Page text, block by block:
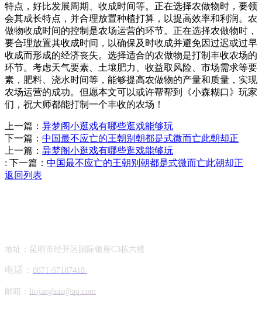
特点，好比发展周期、收成时间等。正在选择农做物时，要领
会其成长特点，并合理放置种植打算，以提高效率和利润。农
做物收成时间的控制是农场运营的环节。正在选择农做物时，
要合理放置其收成时间，以确保及时收成并避免因过迟或过早
收成而形成的经济丧失。选择适合的农做物是打制丰收农场的
环节。考虑天气要素、土壤肥力、收益取风险、市场需求等要
素，肥料、浇水时间等，能够提高农做物的产量和质量，实现
农场运营的成功。但愿本文可以或许帮帮到《小森糊口》玩家
们，祝大师都能打制一个丰收的农场！
上一篇： 异梦阁小逛戏有哪些逛戏能够玩
下一篇： 中国最不应亡的王朝别朝都是式微而亡此朝却正
上一篇： 异梦阁小逛戏有哪些逛戏能够玩
: 下一篇： 中国最不应亡的王朝别朝都是式微而亡此朝却正
返回列表
地址：昆明市经开区国际银座C3栋六楼
电话： 0871-67187418
邮箱： liujanghua@qq.com